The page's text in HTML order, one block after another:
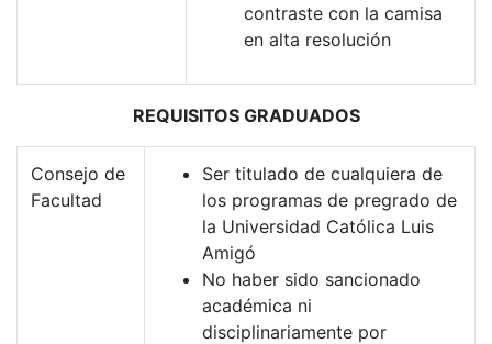
contraste con la camisa
en alta resolución
REQUISITOS GRADUADOS
Consejo de
Facultad
Ser titulado de cualquiera de
los programas de pregrado de
la Universidad Católica Luis
Amigó
No haber sido sancionado
académica ni
disciplinariamente por